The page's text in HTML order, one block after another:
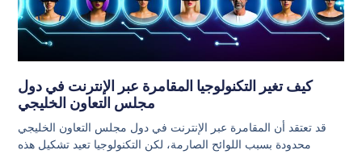
كيف تغير التكنولوجيا المقامرة عبر الإنترنت في دول
مجلس التعاون الخليجي
قد تعتقد أن المقامرة عبر الإنترنت في دول مجلس التعاون الخليجي
محدودة بسبب اللوائح الصارمة، لكن التكنولوجيا تعيد تشكيل هذه